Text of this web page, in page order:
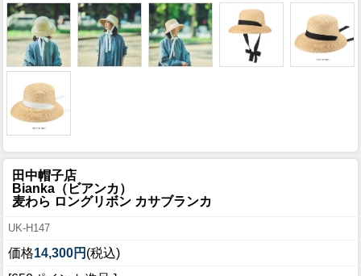
田中帽子店
Bianka（ビアンカ）
麦わら ロングリボン カサブランカ
UK-H147
価格14,300円 (税込)